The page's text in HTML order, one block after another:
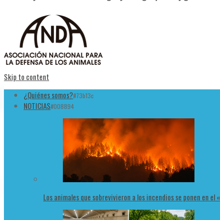
Skip to content
¿Quiénes somos?#73b13c
NOTICIAS#008894
Los animales que sobrevivieron a los incendios se ponen en